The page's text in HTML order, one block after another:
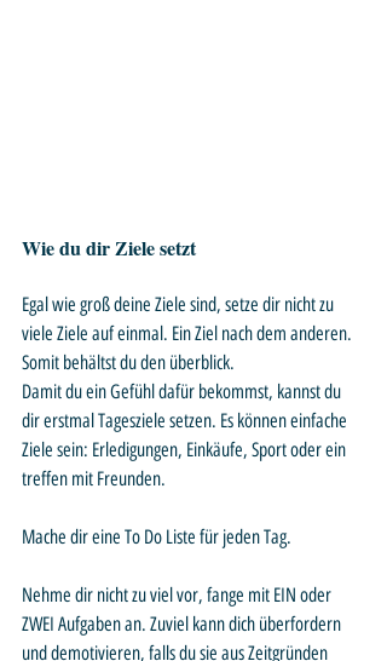
Wie du dir Ziele setzt
Egal wie groß deine Ziele sind, setze dir nicht zu
viele Ziele auf einmal. Ein Ziel nach dem anderen.
Somit behältst du den überblick.
Damit du ein Gefühl dafür bekommst, kannst du
dir erstmal Tagesziele setzen. Es können einfache
Ziele sein: Erledigungen, Einkäufe, Sport oder ein
treffen mit Freunden.
Mache dir eine To Do Liste für jeden Tag.
Nehme dir nicht zu viel vor, fange mit EIN oder
ZWEI Aufgaben an. Zuviel kann dich überfordern
und demotivieren, falls du sie aus Zeitgründen